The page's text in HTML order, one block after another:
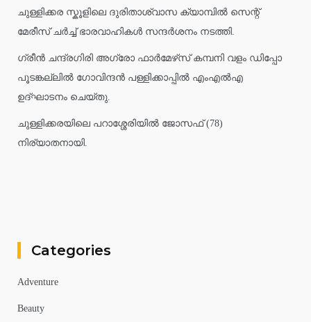
ചുള്ളിക്കര സ്കൂളിലെ ദുരിതാശ്വാസ ക്യാമ്പിൽ സെന്റ്
മേരീസ് ചർച്ച് ഭാരവാഹികൾ സന്ദർശനം നടത്തി.
ഗ്രീൻ ചന്ദ്രഗിരി അഗ്രോ ഫാർമേഴ്‌സ് കമ്പനി വളം ഡിപ്പോ
പൂടങ്കല്ലിൽ ഗോവിന്ദൻ പള്ളിക്കാപ്പിൽ എംഎൽഎ
ഉദ്ഘാടനം ചെയ്തു.
ചുള്ളിക്കരയിലെ പറാശ്ശേരിയിൽ ജോസഫ് (78)
നിര്യാതനായി.
Categories
Adventure
Beauty